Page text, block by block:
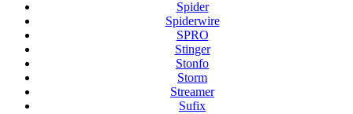
Spider
Spiderwire
SPRO
Stinger
Stonfo
Storm
Streamer
Sufix